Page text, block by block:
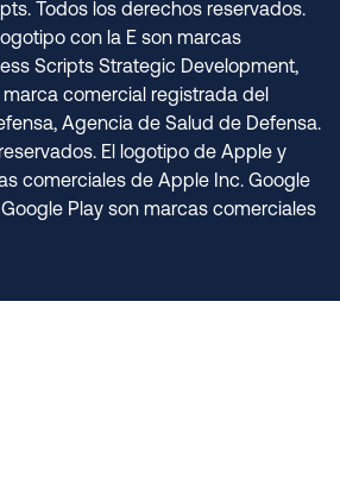
Todos los derechos reservados.
con la E son marcas
Scripts Strategic Development,
marca comercial registrada del
Agencia de Salud de Defensa.
El logotipo de Apple y
comerciales de Apple Inc. Google
Play son marcas comerciales